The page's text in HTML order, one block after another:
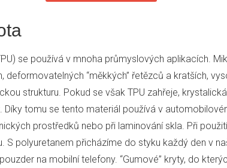
se používá v mnoha průmyslových aplikacích.
deformovatelných “měkkých” řetězců a kratších,
strukturu. Pokud se však TPU zahřeje,
tomu se tento materiál používá v
prostředků nebo při laminování skla. Při
S polyuretanem přicházíme do styku každý den v
na mobilní telefony. “Gumové” kryty, do